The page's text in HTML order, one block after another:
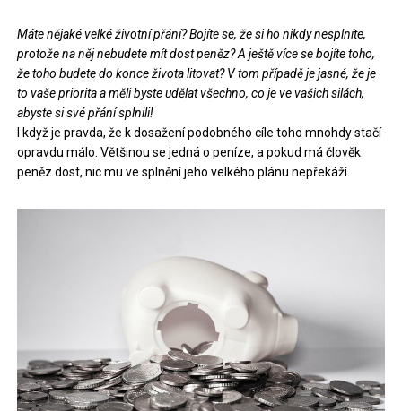
Máte nějaké velké životní přání? Bojíte se, že si ho nikdy nesplníte,
protože na něj nebudete mít dost peněz? A ještě více se bojíte toho,
že toho budete do konce života litovat? V tom případě je jasné, že je
to vaše priorita a měli byste udělat všechno, co je ve vašich silách,
abyste si své přání splnili!
I když je pravda, že k dosažení podobného cíle toho mnohdy stačí
opravdu málo. Většinou se jedná o peníze, a pokud má člověk
peněz dost, nic mu ve splnění jeho velkého plánu nepřekáží.